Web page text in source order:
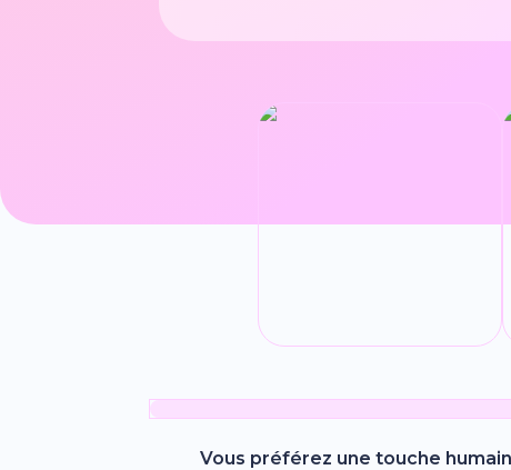
Vous préférez une touche